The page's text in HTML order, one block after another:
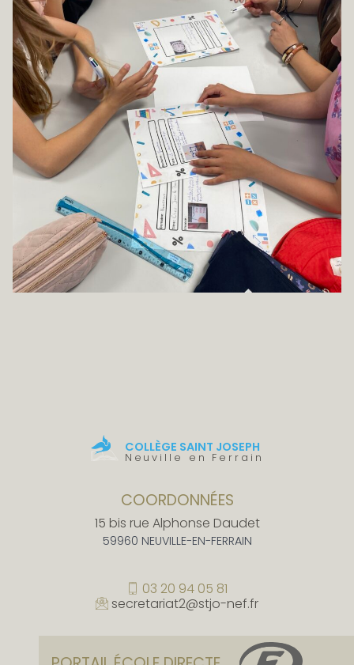
COLLÈGE SAINT JOSEPH
Neuville en Ferrain
COORDONNÉES
15 bis rue Alphonse Daudet
59960 NEUVILLE-EN-FERRAIN
03 20 94 05 81
secretariat2@stjo-nef.fr